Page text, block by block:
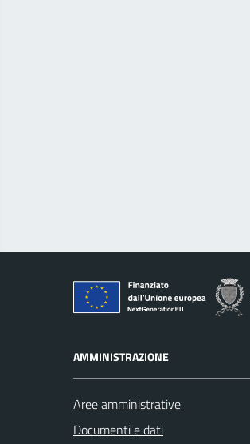
AMMINISTRAZIONE
Aree amministrative
Documenti e dati